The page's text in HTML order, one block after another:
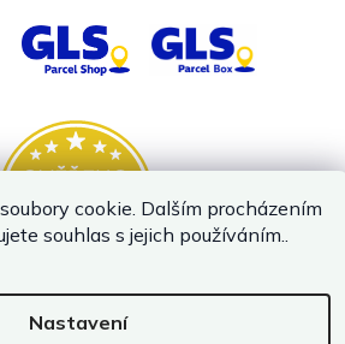
cookie. Dalším procházením
souhlas s jejich používáním..
Nastavení